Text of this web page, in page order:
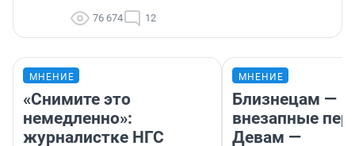
76 674 12
МНЕНИЕ
«Снимите это
немедленно»:
журналистке НГС
МНЕНИЕ
Близнецам —
внезапные
Девам —